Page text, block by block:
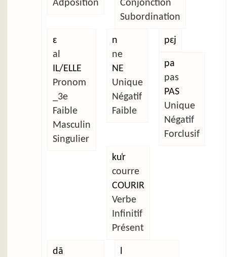
Adposition
Conjonction
Subordination
ɛ
al
IL/ELLE
Pronom
_3e
Faible
Masculin
Singulier
n
ne
NE
Unique
Négatif
Faible
pɛj
pa
pas
PAS
Unique
Négatif
Forclusif
ku̜r
courre
COURIR
Verbe
Infinitif
Présent
dã